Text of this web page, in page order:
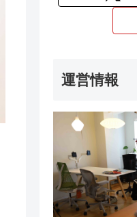
運営情報